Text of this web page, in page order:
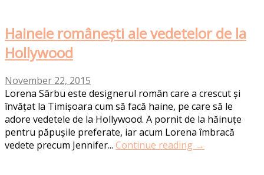
Hainele românești ale vedetelor de la
Hollywood
November 22, 2015
Lorena Sârbu este designerul român care a crescut și
învățat la Timișoara cum să facă haine, pe care să le
adore vedetele de la Hollywood. A pornit de la hăinuțe
pentru păpușile preferate, iar acum Lorena îmbracă
vedete precum Jennifer... Continue reading →